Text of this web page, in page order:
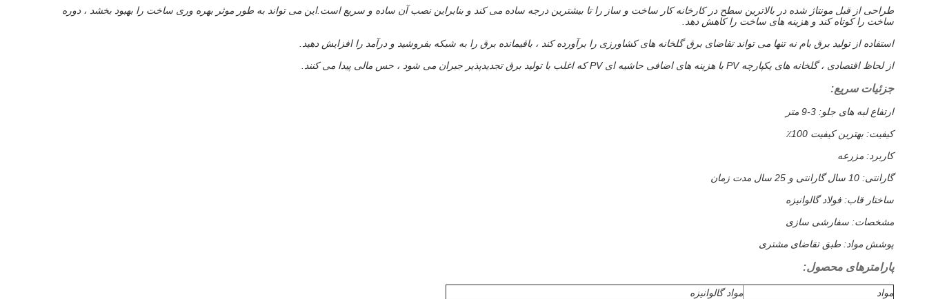
طراحی از قبل مونتاژ شده در بالاترین سطح در کارخانه کار ساخت و ساز را تا بیشترین درجه ساده می کند و بنابراین نصب آن ساده و سریع است.این می تواند به طور موثر بهره وری ساخت را بهبود بخشد ، دوره
ساخت را کوتاه کند و هزینه های ساخت را کاهش دهد.
استفاده از تولید برق بام نه تنها می تواند تقاضای برق گلخانه های کشاورزی را برآورده کند ، باقیمانده برق را به شبکه بفروشید و درآمد را افزایش دهید.
از لحاظ اقتصادی ، گلخانه های یکپارچه PV با هزینه های اضافی حاشیه ای PV که اغلب با تولید برق تجدیدپذیر جبران می شود ، حس مالی پیدا می کنند.
جزئیات سریع:
ارتفاع لبه های جلو: 3-9 متر
کیفیت: بهترین کیفیت 100٪
کاربرد: مزرعه
گارانتی: 10 سال گارانتی و 25 سال مدت زمان
ساختار قاب: فولاد گالوانیزه
مشخصات: سفارشی سازی
پوشش مواد: طبق تقاضای مشتری
پارامترهای محصول:
مواد
مواد گالوانیزه